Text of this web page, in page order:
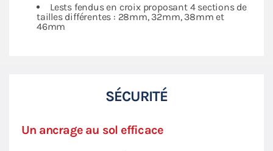
Lests fendus en croix proposant 4 sections de
tailles différentes : 28mm, 32mm, 38mm et
46mm
SÉCURITÉ
Un ancrage au sol efficace